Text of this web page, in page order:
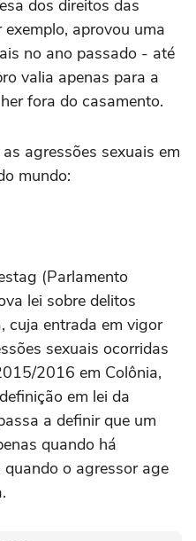
dos direitos das
aprovou uma
no ano passado - até
valia apenas para a
fora do casamento.
agressões sexuais em
mundo:
(Parlamento
lei sobre delitos
cuja entrada em vigor
sexuais ocorridas
2016 em Colônia,
em lei da
a definir que um
quando há
o agressor age